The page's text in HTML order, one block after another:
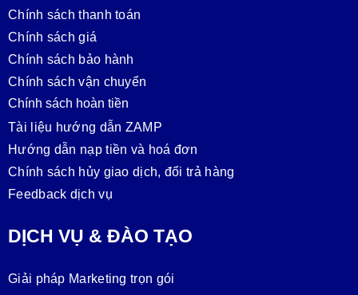
Chính sách thanh toán
Chính sách giá
Chính sách bảo hành
Chính sách vận chuyển
Chính sách hoàn tiền
Tài liệu hướng dẫn ZAMP
Hướng dẫn nạp tiền và hoá đơn
Chính sách hủy giao dịch, đổi trả hàng
Feedback dịch vụ
DỊCH VỤ & ĐÀO TẠO
Giải pháp Marketing trọn gói